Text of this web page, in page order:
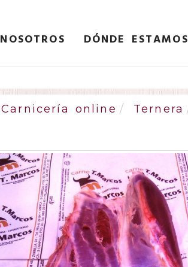
NOSOTROS DÓNDE ESTAMOS
Carnicería online Ternera